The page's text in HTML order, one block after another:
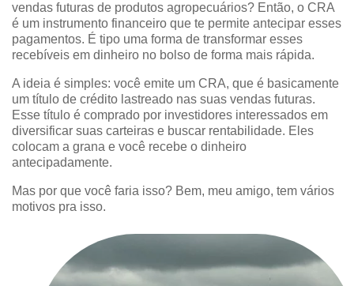
vendas futuras de produtos agropecuários? Então, o CRA
é um instrumento financeiro que te permite antecipar esses
pagamentos. É tipo uma forma de transformar esses
recebíveis em dinheiro no bolso de forma mais rápida.
A ideia é simples: você emite um CRA, que é basicamente
um título de crédito lastreado nas suas vendas futuras.
Esse título é comprado por investidores interessados em
diversificar suas carteiras e buscar rentabilidade. Eles
colocam a grana e você recebe o dinheiro
antecipadamente.
Mas por que você faria isso? Bem, meu amigo, tem vários
motivos pra isso.